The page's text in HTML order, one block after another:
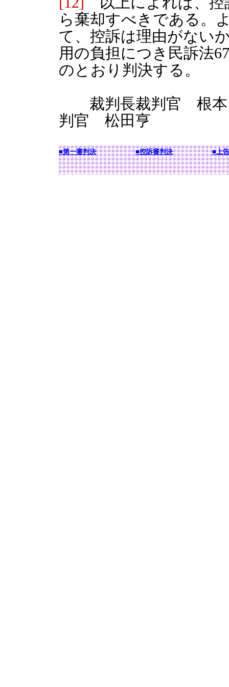
ら棄却すべきである。
て、控訴は理由がない
用の負担につき民訴法
のとおり判決する。
裁判長裁判官 根
判官 松田亨
■第一審判決 ■控訴審判決 ■上